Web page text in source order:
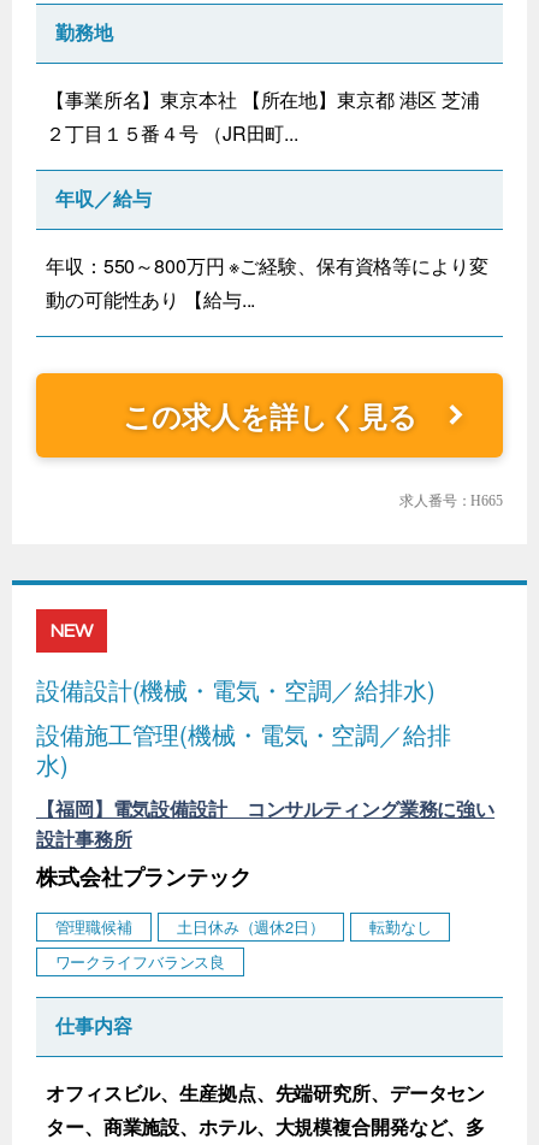
勤務地
【事業所名】東京本社 【所在地】東京都 港区 芝浦
２丁目１５番４号 （JR田町...
年収／給与
年収：550～800万円 ※ご経験、保有資格等により変
動の可能性あり 【給与...
この求人を詳しく見る
求人番号：H665
NEW
設備設計(機械・電気・空調／給排水)
設備施工管理(機械・電気・空調／給排
水)
【福岡】電気設備設計 コンサルティング業務に強い
設計事務所
株式会社プランテック
管理職候補 土日休み（週休2日）
転勤なし
ワークライフバランス良
仕事内容
オフィスビル、生産拠点、先端研究所、データセン
ター、商業施設、ホテル、大規模複合開発など、多